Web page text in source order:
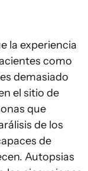
la experiencia
como
demasiado
el sitio de
que
de los
de
Autopsias